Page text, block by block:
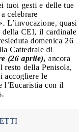
tuoi gesti e delle tue
celebrare
L’invocazione, quasi
della CEI, il cardinale
domenica 26
Cattedrale di
(26 aprile), ancora
della Penisola,
accogliere le
l’Eucaristia con il